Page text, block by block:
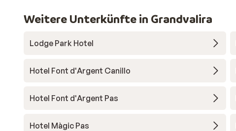
Weitere Unterkünfte in Grandvalira
Lodge Park Hotel
Hotel Font d'Argent Canillo
Hotel Font d'Argent Pas
Hotel Màgic Pas